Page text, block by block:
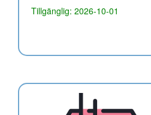
Tillgänglig: 2026-10-01